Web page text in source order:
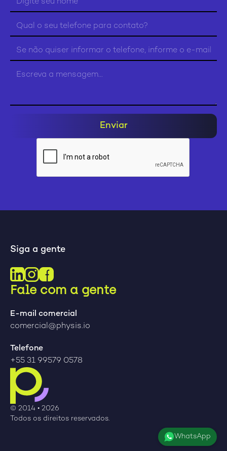
Enviar
Siga a gente
Fale com a gente
E-mail comercial
comercial@physis.io
Telefone
+55 31 99579 0578
© 2014 • 2026
Todos os direitos reservados.
WhatsApp